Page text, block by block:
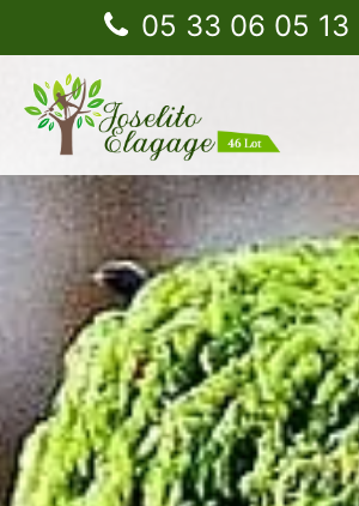
05 33 06 05 13